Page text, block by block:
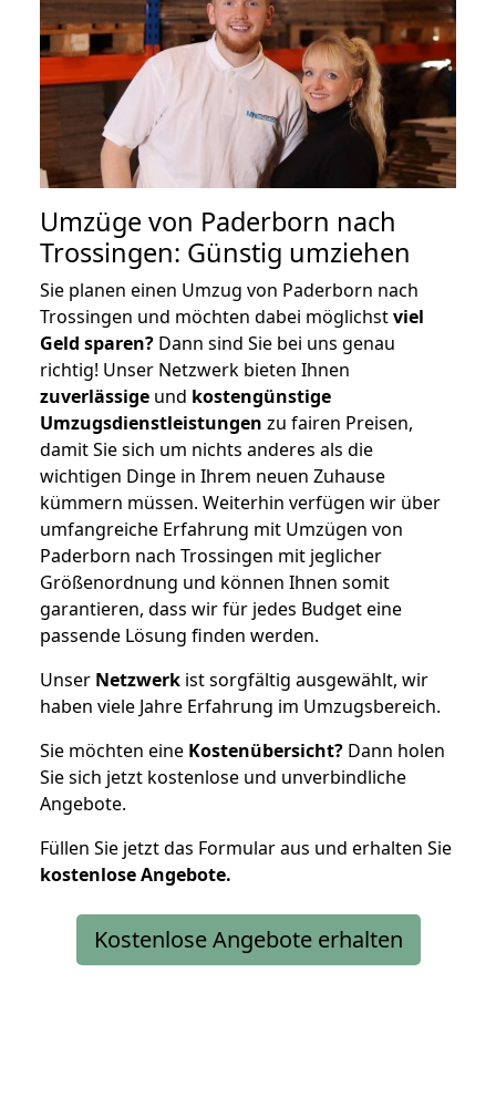
Umzüge von Paderborn nach
Trossingen: Günstig umziehen
Sie planen einen Umzug von Paderborn nach
Trossingen und möchten dabei möglichstviel
Geld sparen? Dann sind Sie bei uns genau
richtig! Unser Netzwerk bieten Ihnen
zuverlässige und kostengünstige
Umzugsdienstleistungen zu fairen Preisen,
damit Sie sich um nichts anderes als die
wichtigen Dinge in Ihrem neuen Zuhause
kümmern müssen. Weiterhin verfügen wir über
umfangreiche Erfahrung mit Umzügen von
Paderborn nach Trossingen mit jeglicher
Größenordnung und können Ihnen somit
garantieren, dass wir für jedes Budget eine
passende Lösung finden werden.
Unser Netzwerk ist sorgfältig ausgewählt, wir
haben viele Jahre Erfahrung im Umzugsbereich.
Sie möchten eine Kostenübersicht? Dann holen
Sie sich jetzt kostenlose und unverbindliche
Angebote.
Füllen Sie jetzt das Formular aus und erhalten Sie
kostenloseAngebote.
Kostenlose Angebote erhalten